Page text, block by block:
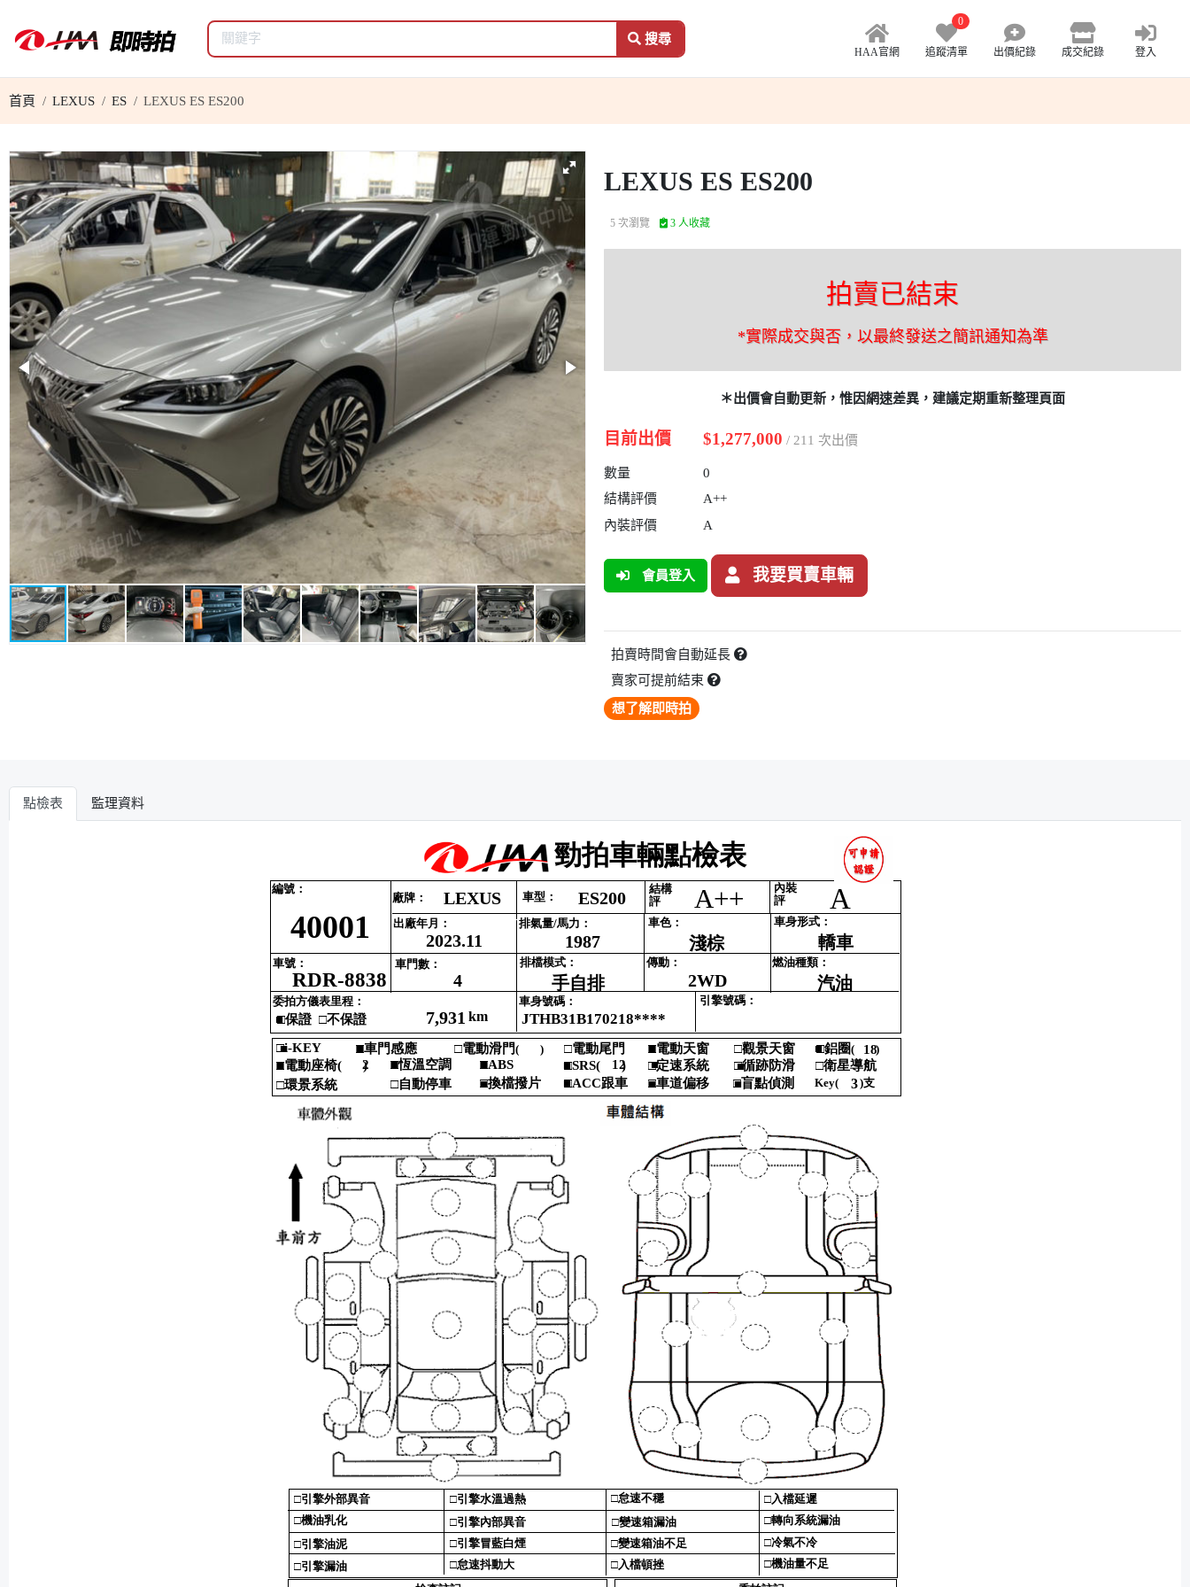
搜尋
HAA官網
0
追蹤清單 出價紀錄 成交紀錄 登入
首頁 LEXUS ES LEXUS ES ES200
LEXUS ES ES200
5 次瀏覽 3 人收藏
拍賣已結束
*實際成交與否，以最終發送之簡訊通知為準
＊出價會自動更新，惟因網速差異，建議定期重新整理頁面
目前出價 $1,277,000 / 211 次出價
數量
0
結構評價
A++
內裝評價
A
會員登入 我要買賣車輛
拍賣時間會自動延長
賣家可提前結束
想了解即時拍
點檢表 監理資料